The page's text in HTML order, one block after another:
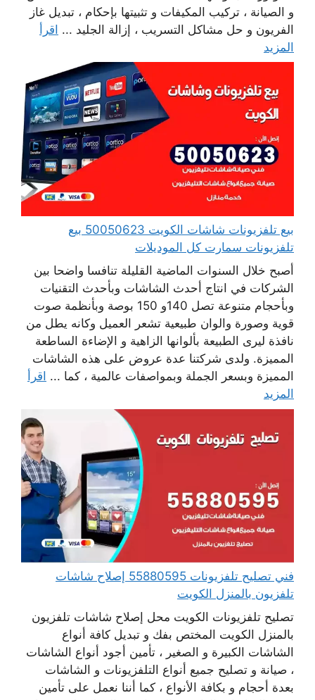
و الصيانة ، تركيب المكيفات و تثبيتها بإحكام ، تبديل غاز
الفريون و حل مشاكل التسريب ، إزالة الجليد ... اقرأ
المزيد
بيع تلفزيونات شاشات الكويت 50050623 بيع
تلفزيونات سمارت كل الموديلات
أصبح خلال السنوات الماضية القليلة تنافسا واضحا بين
الشركات في انتاج أحدث الشاشات وبأحدث التقنيات
وبأحجام متنوعة تصل 140و 150 بوصة وبأنظمة صوت
قوية وصورة والوان طبيعية تشعر العميل وكانه يطل من
نافذة ليرى الطبيعة بألوانها الزاهية و الإضاءة الساطعة
المميزة. ولدى شركتنا عدة عروض على هذه الشاشات
المميزة وبسعر الجملة وبمواصفات عالمية ، كما ... اقرأ
المزيد
فني تصليح تلفزيونات 55880595 إصلاح شاشات
تلفزيون بالمنزل الكويت
تصليح تلفزيونات الكويت محل إصلاح شاشات تلفزيون
بالمنزل الكويت المختص بفك و تبديل كافة أنواع
الشاشات الكبيرة و الصغير ، تأمين أجود أنواع الشاشات
، صيانة و تصليح جميع أنواع التلفزيونات و الشاشات
بعدة أحجام و بكافة الأنواع ، كما أننا نعمل على تأمين